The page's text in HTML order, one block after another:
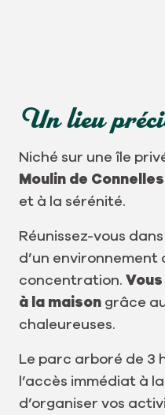
Un lieu
Niché sur une île
Moulin de Connelles
et à la sérénité.
Réunissez-vous
d’un environnement
concentration.
à la maison grâce
chaleureuses.
Le parc arboré de 3
l’accès immédiat à
d’organiser vos